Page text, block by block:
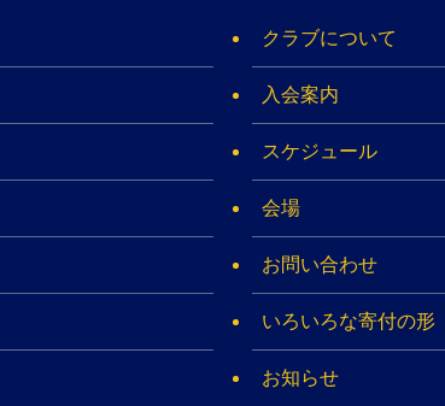
クラブについて
入会案内
スケジュール
会場
お問い合わせ
いろいろな寄付の形
お知らせ